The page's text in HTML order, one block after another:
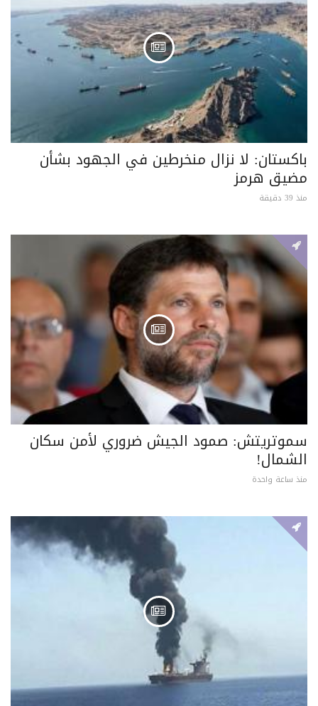
باكستان: لا نزال منخرطين في الجهود بشأن
مضيق هرمز
منذ 39 دقيقة
سموتريتش: صمود الجيش ضروري لأمن سكان
الشمال!
منذ ساعة واحدة